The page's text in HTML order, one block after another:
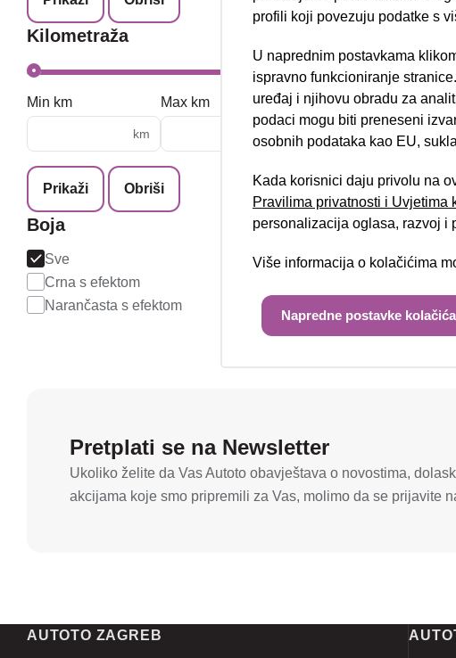
Kilometraža
Min km
km
Max km
km
Prikaži Obriši
Boja
Sve
Crna s efektom
Narančasta s efektom
08/2022
Električno vozilo
200 kW / 272 ks
Jamstvo
Pretplati se na Newsletter
Ukoliko želite da Vas Autoto obavještava o novostima,
akcijama koje smo pripremili za Vas, molimo da se prijavite
AUTOTO ZAGREB
Nova lokacija -
profili koji povezuju podatke s
U naprednim postavkama
ispravno funkcioniranje
uređaj i njihovu obradu za
podaci mogu biti preneseni
osobnih podataka kao EU,
Kada korisnici daju privolu na
Pravilima privatnosti i Uvjetima
personalizacija oglasa, razvoj i
Više informacija o kolačićima
Napredne postavke kolačića